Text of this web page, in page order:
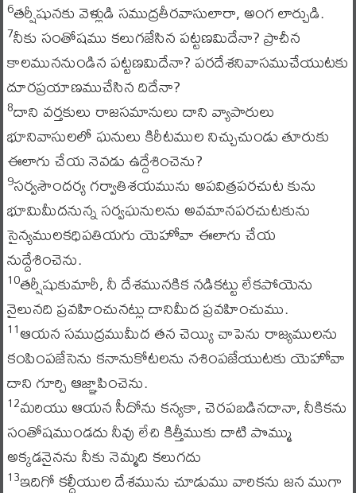
6తర్షీషునకు వెళ్లుడి సముద్రతీరవాసులారా, అంగ లార్చుడి.
7నీకు సంతోషము కలుగజేసిన పట్టణమిదేనా? ప్రాచీన
కాలముననుండిన పట్టణమిదేనా? పరదేశనివాసముచేయుటకు
దూరప్రయాణముచేసిన దిదేనా?
8దాని వర్తకులు రాజసమానులు దాని వ్యాపారులు
భూనివాసులలో ఘనులు కిరీటముల నిచ్చుచుండు తూరుకు
ఈలాగు చేయ నెవడు ఉద్దేశించెను?
9సర్వసౌందర్య గర్వాతిశయమును అపవిత్రపరచుట కును
భూమిమీదనున్న సర్వఘనులను అవమానపరచుటకును
సైన్యములకధిపతియగు యెహోవా ఈలాగు చేయ
నుద్దేశించెను.
10తర్షీషుకుమారీ, నీ దేశమునకిక నడికట్టు లేకపోయెను
నైలునది ప్రవహించునట్లు దానిమీద ప్రవహించుము.
11ఆయన సముద్రముమీద తన చెయ్యి చాపెను రాజ్యములను
కంపింపజేసెను కనానుకోటలను నశింపజేయుటకు యెహోవా
దాని గూర్చి ఆజ్ఞాపించెను.
12మరియు ఆయన సీదోను కన్యకా, చెరపబడినదానా, నీకికను
సంతోషముండదు నీవు లేచి కిత్తీముకు దాటి పొమ్ము
అక్కడనైనను నీకు నెమ్మది కలుగదు
13ఇదిగో కల్దీయుల దేశమును చూడుము వారికను జన ముగా